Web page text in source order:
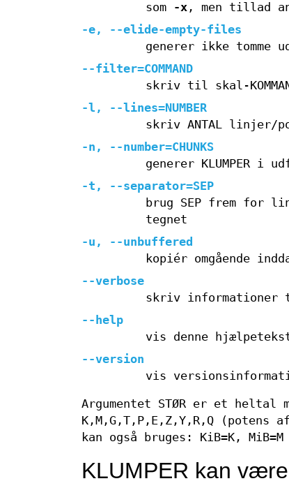
som
-x, men tillad
-e, --elide-empty-files
generer ikke tomme
--filter=COMMAND
skriv til skal-
-l, --lines=NUMBER
skriv ANTAL linjer/
-n, --number=CHUNKS
generer KLUMPER
-t, --separator=SEP
brug SEP frem for
tegnet
-u, --unbuffered
kopiér omgående
--verbose
skriv
--help
vis denne
--version
vis
Argumentet STØR er et heltal
K,M,G,T,P,E,Z,Y,R,Q
kan også bruges: KiB=K,
KLUMPER kan